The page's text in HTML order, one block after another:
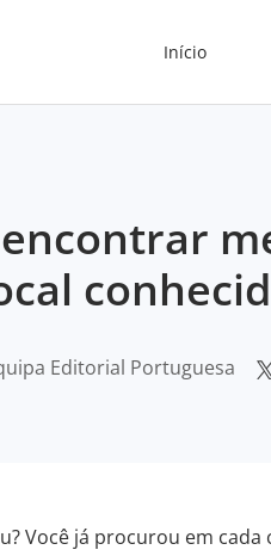
Início
Editorial Portuguesa
Você já procurou em